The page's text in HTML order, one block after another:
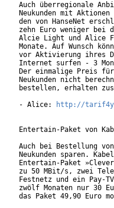
Auch überregionale
Neukunden mit
den von HanseNet
zehn Euro weniger bei
Alcie Light und Alice
Monate. Auf Wunsch
vor Aktivierung ihres
Internet surfen - 3
Der einmalige Preis
Neukunden nicht
bestellen, erhalten
- Alice:
http://
Entertain-Paket von
Auch bei Bestellung
Neukunden sparen.
Entertain-Paket
zu 50 MBit/s, zwei
Festnetz und ein Pay-
zwölf Monaten nur 30
das Paket 49,90 Euro